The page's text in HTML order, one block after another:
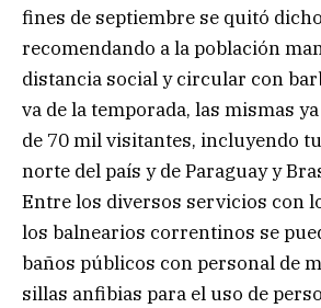
fines de septiembre se quitó
recomendando a la población
distancia social y circular con
va de la temporada, las mismas
de 70 mil visitantes, incluyendo
norte del país y de Paraguay y
Entre los diversos servicios con
los balnearios correntinos se
baños públicos con personal de
sillas anfibias para el uso de